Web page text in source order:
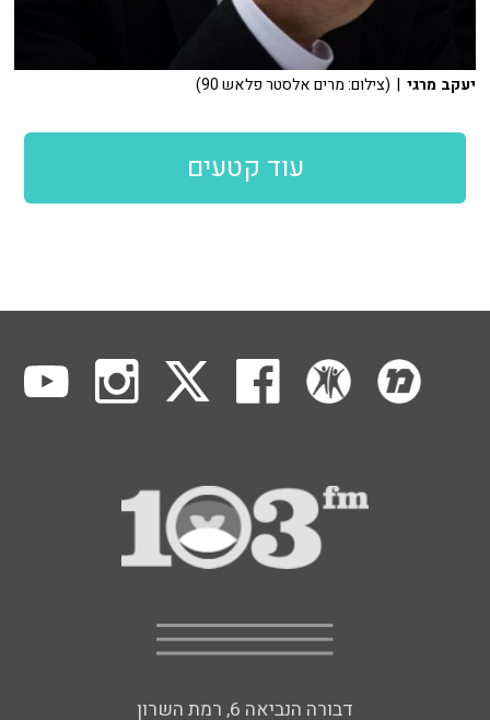
יעקב מרגי | (צילום: מרים אלסטר פלאש 90)
עוד קטעים
דבורה הנביאה 6, רמת השרון